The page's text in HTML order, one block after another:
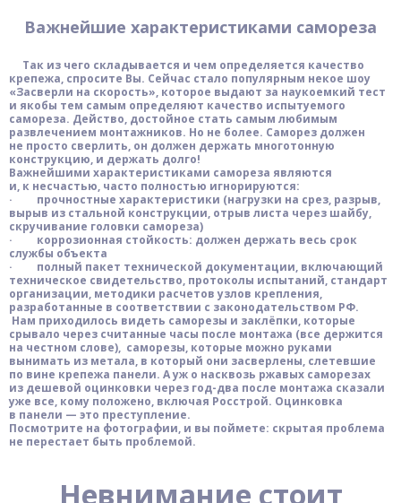
Важнейшие характеристиками самореза
Так из чего складывается и чем определяется качество
крепежа, спросите Вы. Сейчас стало популярным некое шоу
«Засверли на скорость», которое выдают за наукоемкий тест
и якобы тем самым определяют качество испытуемого
самореза. Действо, достойное стать самым любимым
развлечением монтажников. Но не более. Саморез должен
не просто сверлить, он должен держать многотонную
конструкцию, и держать долго!
Важнейшими характеристиками самореза являются
и, к несчастью, часто полностью игнорируются:
·
прочностные характеристики (нагрузки на срез, разрыв,
вырыв из стальной конструкции, отрыв листа через шайбу,
скручивание головки самореза)
·
коррозионная стойкость: должен держать весь срок
службы объекта
·
полный пакет технической документации, включающий
техническое свидетельство, протоколы испытаний, стандарт
организации, методики расчетов узлов крепления,
разработанные в соответствии с законодательством РФ.
Нам приходилось видеть саморезы и заклёпки, которые
срывало через считанные часы после монтажа (все держится
на честном слове), саморезы, которые можно руками
вынимать из метала, в который они засверлены, слетевшие
по вине крепежа панели. А уж о насквозь ржавых саморезах
из дешевой оцинковки через год-два после монтажа сказали
уже все, кому положено, включая Росстрой. Оцинковка
в панели — это преступление.
Посмотрите на фотографии, и вы поймете: скрытая проблема
не перестает быть проблемой.
Невнимание стоит